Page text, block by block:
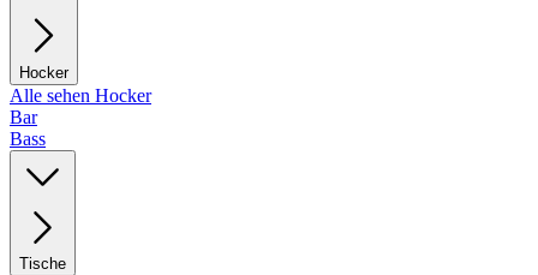
Hocker
Alle sehen Hocker
Bar
Bass
Tische